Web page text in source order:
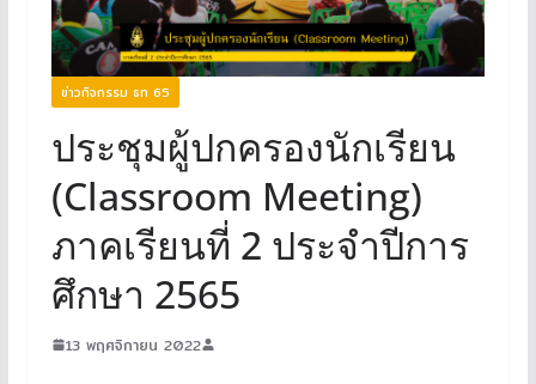
ข่าวกิจกรรม ธท 65
ประชุมผู้ปกครองนักเรียน
(Classroom Meeting)
ภาคเรียนที่ 2 ประจำปีการ
ศึกษา 2565
13 พฤศจิกายน 2022